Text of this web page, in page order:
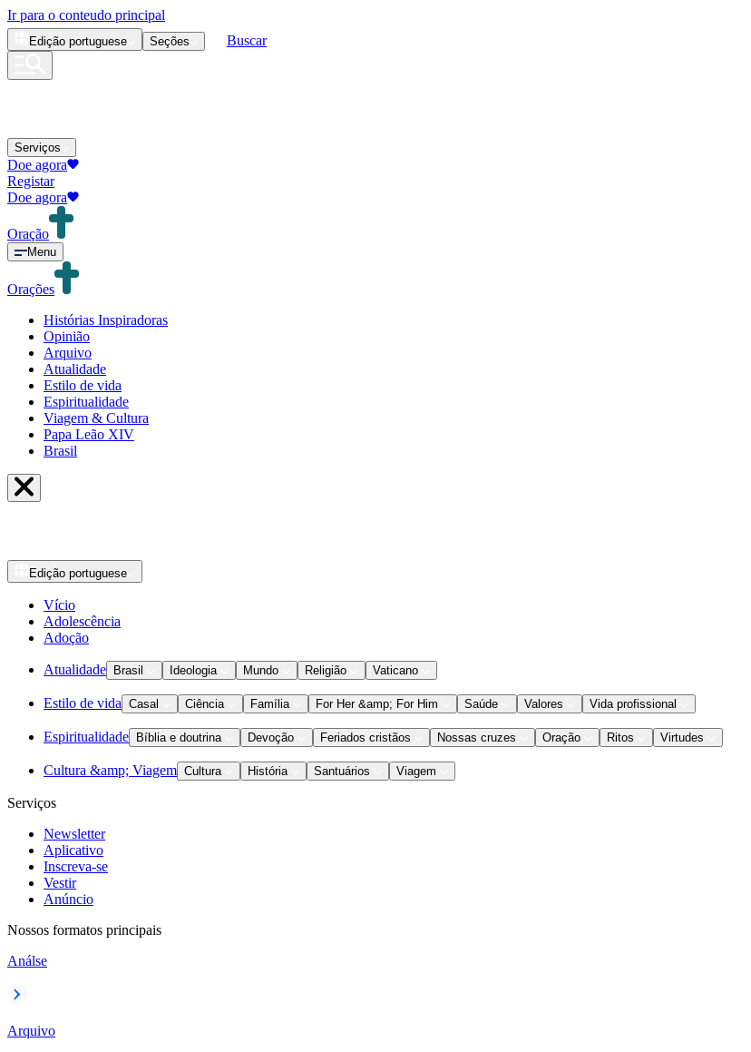
Ir para o conteudo principal
Edição portuguese Seções Buscar
Serviços
Doe agora
Registar
Doe agora
Oração
Menu
Orações
Histórias Inspiradoras
Opinião
Arquivo
Atualidade
Estilo de vida
Espiritualidade
Viagem & Cultura
Papa Leão XIV
Brasil
Edição portuguese
Vício
Adolescência
Adoção
Atualidade Brasil Ideologia Mundo Religião Vaticano
Estilo de vida Casal Ciência Família For Her &amp; For Him Saúde Valores Vida profissional
Espiritualidade Bíblia e doutrina Devoção Feriados cristãos Nossas cruzes Oração Ritos Virtudes
Cultura &amp; Viagem Cultura História Santuários Viagem
Serviços
Newsletter
Aplicativo
Inscreva-se
Vestir
Anúncio
Nossos formatos principais
Análse
Arquivo